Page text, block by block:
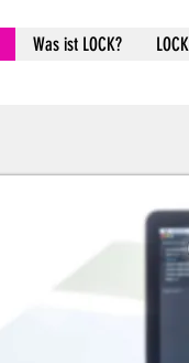
Was ist LOCK?